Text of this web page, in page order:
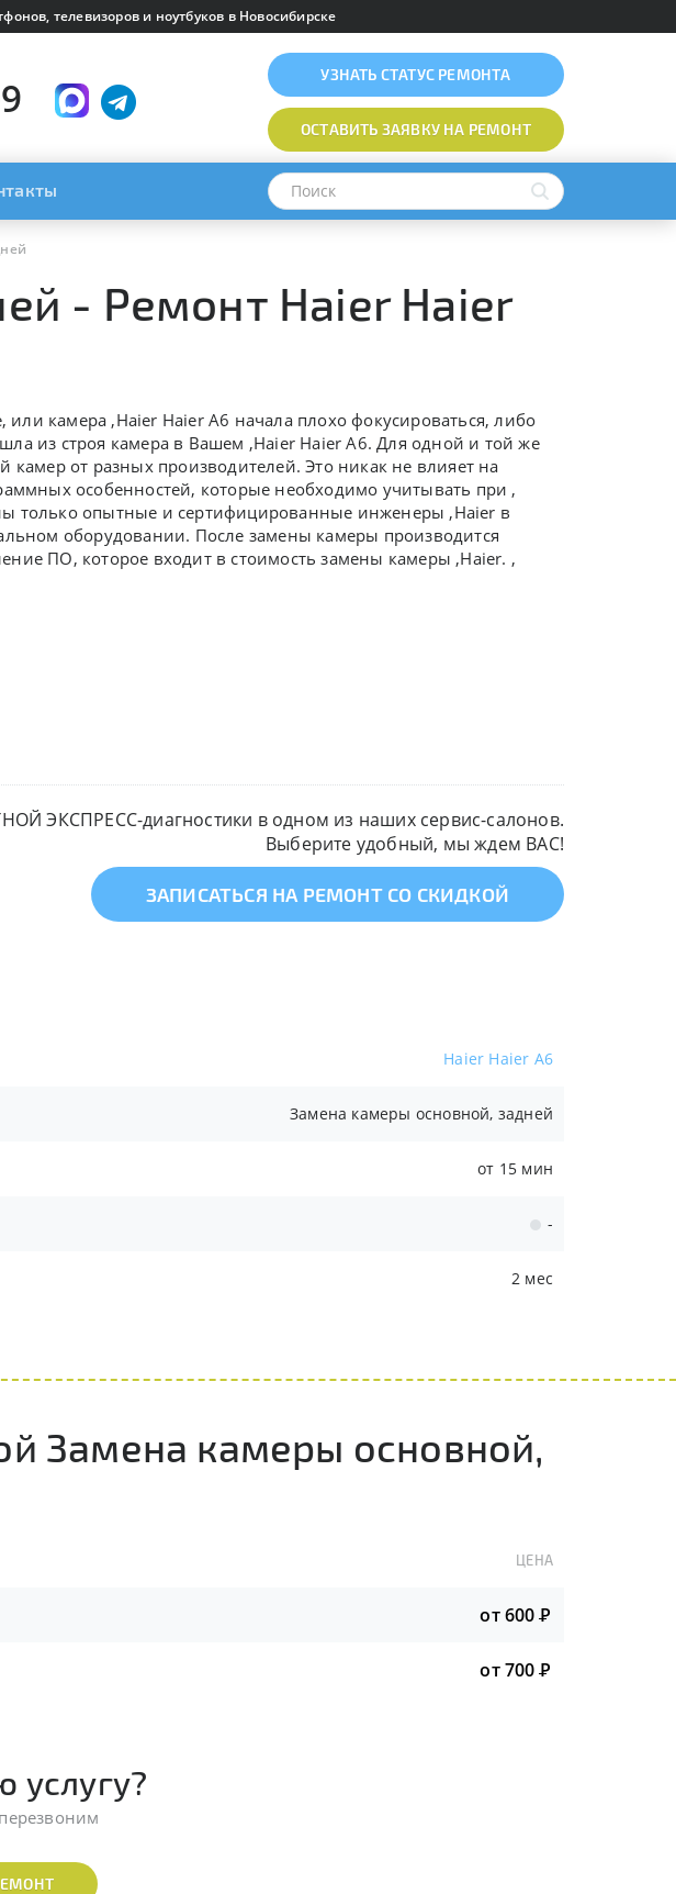
телевизоров и ноутбуков в Новосибирске
УЗНАТЬ СТАТУС РЕМОНТА
ОСТАВИТЬ ЗАЯВКУНА РЕМОНТ
- Ремонт Haier Haier
или камера ,Haier Haier A6 начала плохо фокусироваться, либо
из строя камера в Вашем ,Haier Haier A6. Для одной и той же
камер от разных производителей. Это никак не влияет на
особенностей, которые необходимо учитывать при ,
только опытные и сертифицированные инженеры ,Haier в
оборудовании. После замены камеры производится
ПО, которое входит в стоимость замены камеры ,Haier. ,
ЭКСПРЕСС-диагностики в одном из наших сервис-салонов.
Выберите удобный, мы ждем ВАС!
ЗАПИСАТЬСЯ НА РЕМОНТ СО СКИДКОЙ
Haier Haier A6
Замена камеры основной, задней
от 15 мин
-
2 мес
Замена камеры основной,
ЦЕНА
от 600Р
от 700Р
услугу?